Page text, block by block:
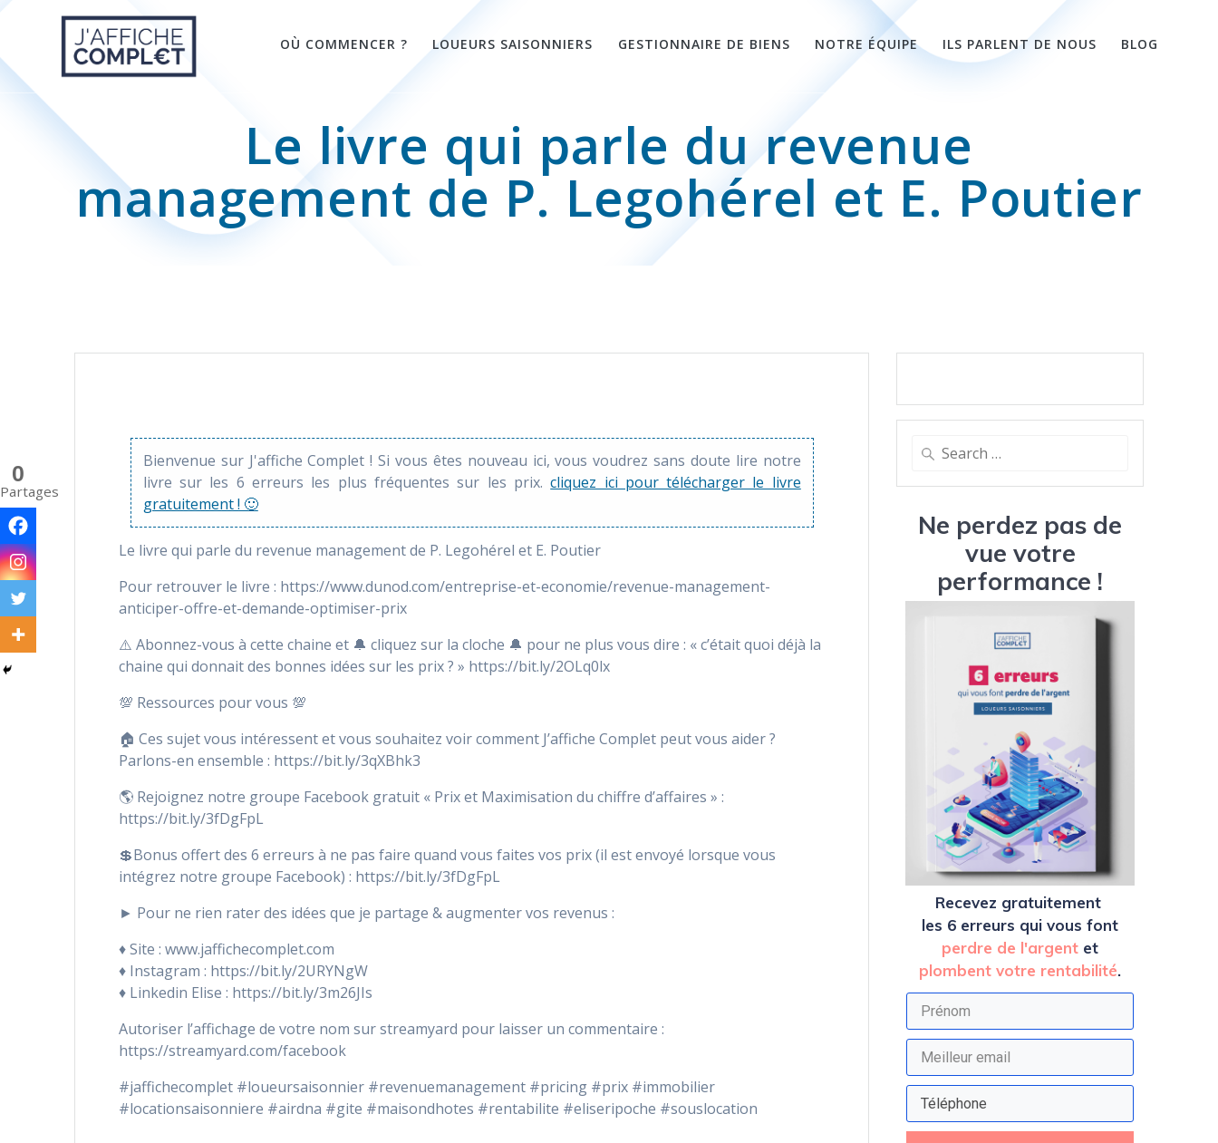
content
OÙ COMMENCER ? LOUEURS SAISONNIERS GESTIONNAIRE DE BIENS NOTRE ÉQUIPE ILS PARLENT DE NOUS BLOG
Le livre qui parle du revenue
management de P. Legohérel et E. Poutier
Bienvenue sur J'affiche Complet ! Si vous êtes nouveau ici, vous voudrez sans doute lire notre
livre sur les 6 erreurs les plus fréquentes sur les prix.cliquez ici pour télécharger le livre
gratuitement ! 🙂
Le livre qui parle du revenue management de P. Legohérel et E. Poutier
Pour retrouver le livre : https://www.dunod.com/entreprise-et-economie/revenue-management-
anticiper-offre-et-demande-optimiser-prix
⚠️ Abonnez-vous à cette chaine et 🔔 cliquez sur la cloche 🔔 pour ne plus vous dire : « c’était quoi déjà la
chaine qui donnait des bonnes idées sur les prix ? » https://bit.ly/2OLq0lx
💯 Ressources pour vous 💯
🏠 Ces sujet vous intéressent et vous souhaitez voir comment J’affiche Complet peut vous aider ?
Parlons-en ensemble : https://bit.ly/3qXBhk3
🌎 Rejoignez notre groupe Facebook gratuit « Prix et Maximisation du chiffre d’affaires » :
https://bit.ly/3fDgFpL
💲Bonus offert des 6 erreurs à ne pas faire quand vous faites vos prix (il est envoyé lorsque vous
intégrez notre groupe Facebook) : https://bit.ly/3fDgFpL
► Pour ne rien rater des idées que je partage & augmenter vos revenus :
♦️ Site : www.jaffichecomplet.com
♦️ Instagram : https://bit.ly/2URYNgW
♦️ Linkedin Elise : https://bit.ly/3m26JIs
Autoriser l’affichage de votre nom sur streamyard pour laisser un commentaire :
https://streamyard.com/facebook
#jaffichecomplet #loueursaisonnier #revenuemanagement #pricing #prix #immobilier
#locationsaisonniere #airdna #gite #maisondhotes #rentabilite #eliseripoche #souslocation
0
Partages
Search
Ne perdez pas de
vue votre
performance !
Recevez gratuitement
les 6 erreurs qui vous font
perdre de l'argent et
plombent votre rentabilité.